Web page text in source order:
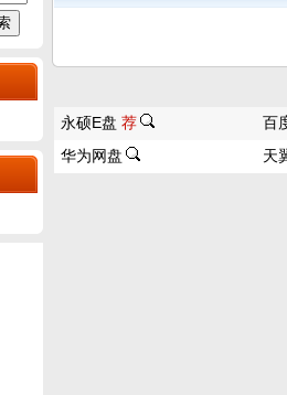
永硕E盘 荐
百
华为网盘
天